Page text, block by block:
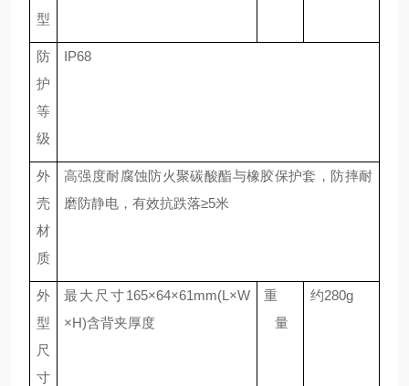
型
防
护
等
级
IP68
外
壳
材
质
高强度耐腐蚀防火聚碳酸酯与橡胶保护套，防摔耐
磨防静电，有效抗跌落≥5米
外
型
尺
寸
最大尺寸165×64×61mm(L×W
×H)含背夹厚度
重
量
约280g